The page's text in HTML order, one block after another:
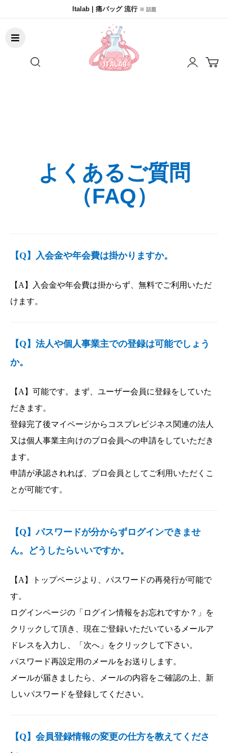
Italab | 痛バッグ 流行 ※ 話題
よくあるご質問
（FAQ）
【Q】入会金や年会費は掛かりますか。
【A】入会金や年会費は掛からず、無料でご利用いただ
けます。
【Q】法人や個人事業主での登録は可能でしょう
か。
【A】可能です。まず、ユーザー会員に登録をしていた
だきます。
登録完了後マイページからコスプレビジネス関連の法人
又は個人事業主向けのプロ会員への申請をしていただき
ます。
申請が承認されれば、プロ会員としてご利用いただくこ
とが可能です。
【Q】パスワードが分からずログインできませ
ん。どうしたらいいですか。
【A】トップページより、パスワードの再発行が可能で
す。
ログインページの「ログイン情報をお忘れですか？」を
クリックして頂き、現在ご登録いただいているメールア
ドレスを入力し、「次へ」をクリックして下さい。
パスワード再設定用のメールをお送りします。
メールが届きましたら、メールの内容をご確認の上、新
しいパスワードを登録してください。
【Q】会員登録情報の変更の仕方を教えてくださ